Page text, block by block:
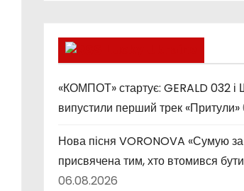
к
и
«КОМПОТ» стартує: GERALD 032
випустили перший трек «Притули»
Нова пісня VORONOVA «Сумую
присвячена тим, хто втомився
06.08.2026